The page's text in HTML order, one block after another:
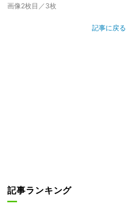
画像2枚目／3枚
記事に戻る
記事ランキング